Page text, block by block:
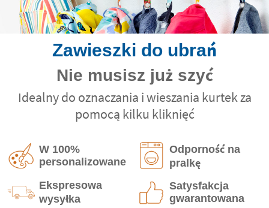
Zawieszki do ubrań
Nie musisz już szyć
Idealny do oznaczania i wieszania kurtek za
pomocą kilku kliknięć
W 100%
personalizowane
Odporność na
pralkę
Ekspresowa
wysyłka
Satysfakcja
gwarantowana